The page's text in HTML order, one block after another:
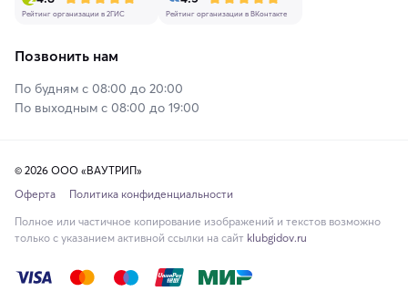
Рейтинг организации в 2ГИС Рейтинг организации в ВКонтакте
Позвонить нам
По будням с 08:00 до 20:00
По выходным с 08:00 до 19:00
© 2026 ООО «ВАУТРИП»
Оферта
Политика конфиденциальности
Полное или частичное копирование изображений и текстов возможно
только с указанием активной ссылки на сайт klubgidov.ru